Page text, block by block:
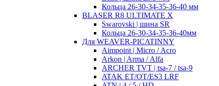
Кольца 26-30-34-35-36-40 мм
BLASER R8 ULTIMATE X
Swarovski | шина SR
Кольца 26-30-34-35-36-40мм
Для WEAVER-PICATINNY
Aimpoint | Micro / Acro
Arkon | Arma / Alfa
ARCHER TVT | tsa-7 / tsa-9
ATAK ET/OT/ES3 LRF